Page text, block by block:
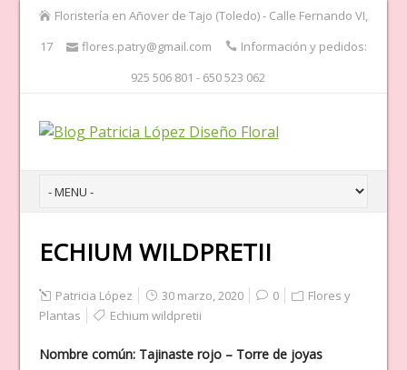
Floristería en Añover de Tajo (Toledo) - Calle Fernando VI,
17
flores.patry@gmail.com
Información y pedidos:
925 506 801 - 650 523 062
ECHIUM WILDPRETII
Patricia López 30 marzo, 2020 0
Flores y
Plantas
Echium wildpretii
Nombre común: Tajinaste rojo – Torre de joyas